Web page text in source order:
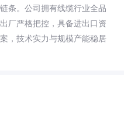
条。公司拥有线缆行业全品
厂严格把控，具备进出口资
，技术实力与规模产能稳居